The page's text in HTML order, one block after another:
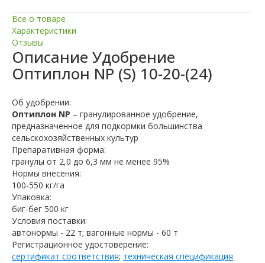
Все о товаре
Характеристики
Отзывы
Описание Удобрение
Оптиплон NP (S) 10-20-(24)
Об удобрении:
Оптиплон NP – гранулированное удобрение,
предназначенное для подкормки большинства
сельскохозяйственных культур
Препаративная форма:
гранулы от 2,0 до 6,3 мм не менее 95%
Нормы внесения:
100-550 кг/га
Упаковка:
биг-бег 500 кг
Условия поставки:
автонормы - 22 т; вагонные нормы - 60 т
Регистрационное удостоверение:
сертификат соответствия; техническая спецификация